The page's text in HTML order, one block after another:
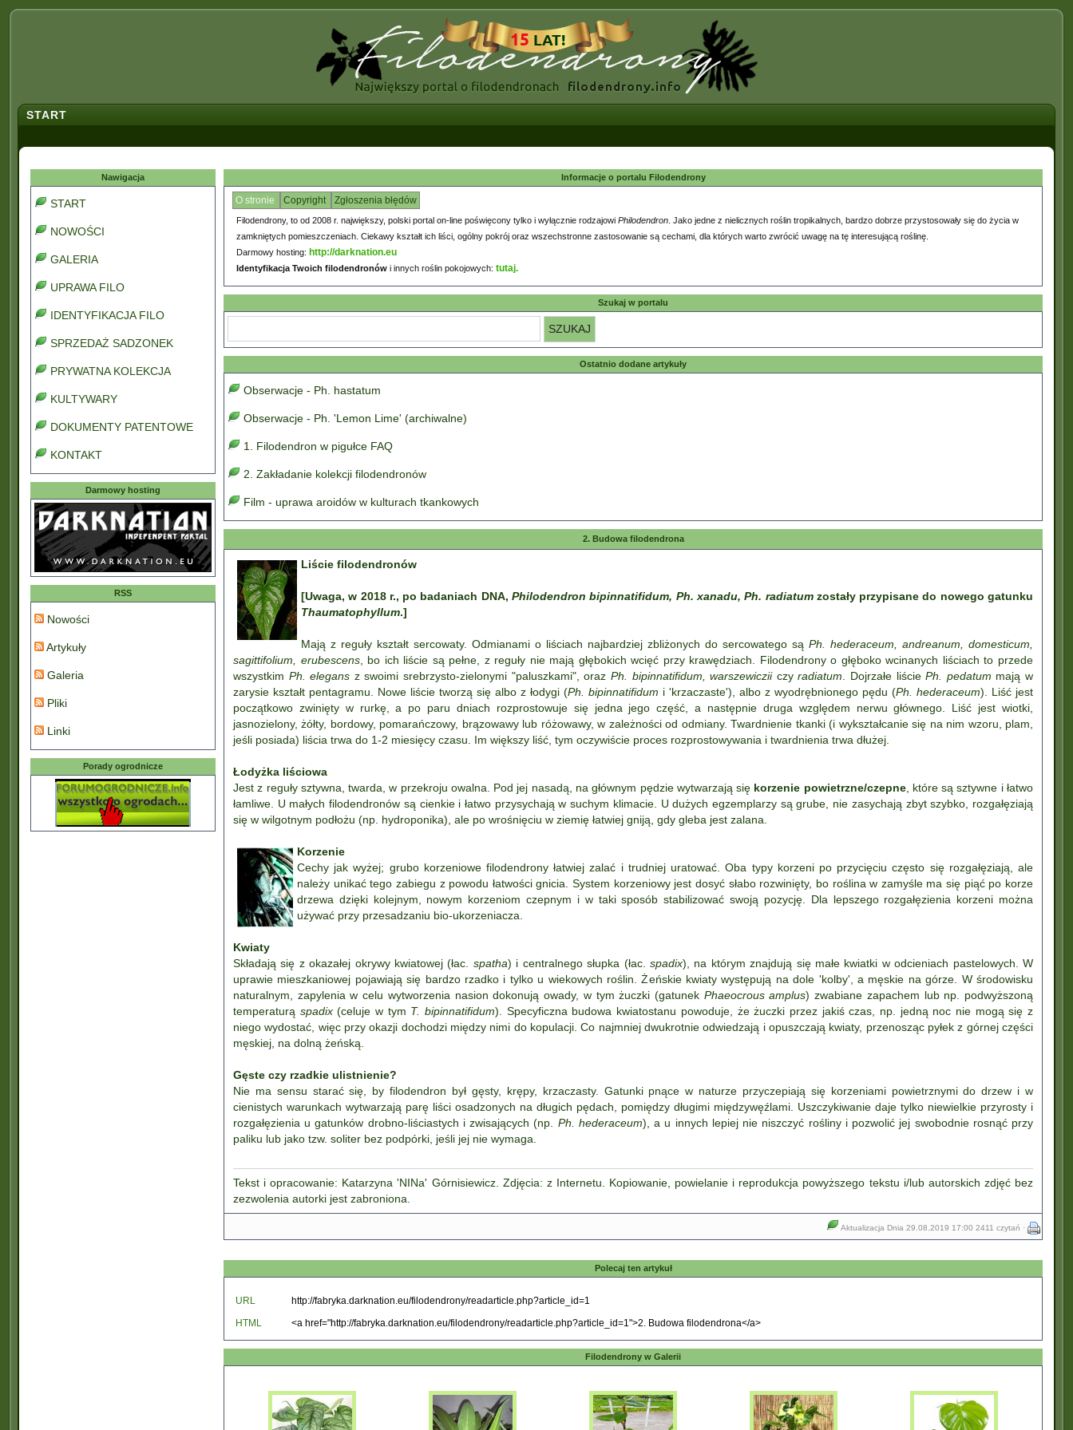
START
Nawigacja
START
NOWOŚCI
GALERIA
UPRAWA FILO
IDENTYFIKACJA FILO
SPRZEDAŻ SADZONEK
PRYWATNA KOLEKCJA
KULTYWARY
DOKUMENTY PATENTOWE
KONTAKT
Darmowy hosting
RSS
Nowości
Artykuły
Galeria
Pliki
Linki
Porady ogrodnicze
Informacje o portalu Filodendrony
O stronie Copyright Zgłoszenia błędów
Filodendrony, to od 2008 r. największy, polski portal on-line poświęcony tylko i wyłącznie rodzajowi Philodendron . Jako jedne z nielicznych roślin tropikalnych, bardzo dobrze przystosowały się do życia w
zamkniętych pomieszczeniach. Ciekawy kształt ich liści, ogólny pokrój oraz wszechstronne zastosowanie są cechami, dla których warto zwrócić uwagę na tę interesującą roślinę.
Darmowy hosting: http://darknation.eu
Identyfikacja Twoich filodendronów i innych roślin pokojowych: tutaj.
Szukaj w portalu
Ostatnio dodane artykuły
Obserwacje - Ph. hastatum
Obserwacje - Ph. 'Lemon Lime' (archiwalne)
1. Filodendron w pigułce FAQ
2. Zakładanie kolekcji filodendronów
Film - uprawa aroidów w kulturach tkankowych
2. Budowa filodendrona
Liście filodendronów
[Uwaga, w 2018 r., po badaniach DNA,Philodendron bipinnatifidum, Ph. xanadu, Ph. radiatumzostały przypisane do nowego gatunku
Thaumatophyllum.]
Mają z reguły kształt sercowaty. Odmianami o liściach najbardziej zbliżonych do sercowatego są Ph. hederaceum, andreanum, domesticum,
sagittifolium, erubescens, bo ich liście są pełne, z reguły nie mają głębokich wcięć przy krawędziach. Filodendrony o głęboko wcinanych liściach to przede
wszystkim Ph. elegans z swoimi srebrzysto-zielonymi "paluszkami", oraz Ph. bipinnatifidum, warszewicziiczyradiatum . Dojrzałe liściePh. pedatum mają w
zarysie kształt pentagramu. Nowe liście tworzą się albo z łodygi (Ph. bipinnatifidum i 'krzaczaste'), albo z wyodrębnionego pędu (Ph. hederaceum). Liść jest
początkowo zwinięty w rurkę, a po paru dniach rozprostowuje się jedna jego część, a następnie druga względem nerwu głównego. Liść jest wiotki,
jasnozielony, żółty, bordowy, pomarańczowy, brązowawy lub różowawy, w zależności od odmiany. Twardnienie tkanki (i wykształcanie się na nim wzoru, plam,
jeśli posiada) liścia trwa do 1-2 miesięcy czasu. Im większy liść, tym oczywiście proces rozprostowywania i twardnienia trwa dłużej.
Łodyżka liściowa
Jest z reguły sztywna, twarda, w przekroju owalna. Pod jej nasadą, na głównym pędzie wytwarzają się korzenie powietrzne/czepne, które są sztywne i łatwo
łamliwe. U małych filodendronów są cienkie i łatwo przysychają w suchym klimacie. U dużych egzemplarzy są grube, nie zasychają zbyt szybko, rozgałęziają
się w wilgotnym podłożu (np. hydroponika), ale po wrośnięciu w ziemię łatwiej gniją, gdy gleba jest zalana.
Korzenie
Cechy jak wyżej; grubo korzeniowe filodendrony łatwiej zalać i trudniej uratować. Oba typy korzeni po przycięciu często się rozgałęziają, ale
należy unikać tego zabiegu z powodu łatwości gnicia. System korzeniowy jest dosyć słabo rozwinięty, bo roślina w zamyśle ma się piąć po korze
drzewa dzięki kolejnym, nowym korzeniom czepnym i w taki sposób stabilizować swoją pozycję. Dla lepszego rozgałęzienia korzeni można
używać przy przesadzaniu bio-ukorzeniacza.
Kwiaty
Składają się z okazałej okrywy kwiatowej (łac. spatha) i centralnego słupka (łac. spadix), na którym znajdują się małe kwiatki w odcieniach pastelowych. W
uprawie mieszkaniowej pojawiają się bardzo rzadko i tylko u wiekowych roślin. Żeńskie kwiaty występują na dole 'kolby', a męskie na górze. W środowisku
naturalnym, zapylenia w celu wytworzenia nasion dokonują owady, w tym żuczki (gatunek Phaeocrous amplus) zwabiane zapachem lub np. podwyższoną
temperaturą spadix(celuje w tym T. bipinnatifidum). Specyficzna budowa kwiatostanu powoduje, że żuczki przez jakiś czas, np. jedną noc nie mogą się z
niego wydostać, więc przy okazji dochodzi między nimi do kopulacji. Co najmniej dwukrotnie odwiedzają i opuszczają kwiaty, przenosząc pyłek z górnej części
męskiej, na dolną żeńską.
Gęste czy rzadkie ulistnienie?
Nie ma sensu starać się, by filodendron był gęsty, krępy, krzaczasty. Gatunki pnące w naturze przyczepiają się korzeniami powietrznymi do drzew i w
cienistych warunkach wytwarzają parę liści osadzonych na długich pędach, pomiędzy długimi międzywęźlami. Uszczykiwanie daje tylko niewielkie przyrosty i
rozgałęzienia u gatunków drobno-liściastych i zwisających (np. Ph. hederaceum), a u innych lepiej nie niszczyć rośliny i pozwolić jej swobodnie rosnąć przy
paliku lub jako tzw. soliter bez podpórki, jeśli jej nie wymaga.
Tekst i opracowanie: Katarzyna 'NINa' Górnisiewicz. Zdjęcia: z Internetu. Kopiowanie, powielanie i reprodukcja powyższego tekstu i/lub autorskich zdjęć bez
zezwolenia autorki jest zabroniona.
Aktualizacja Dnia 29.08.2019 17:00 2411 czytań ·
Polecaj ten artykuł
URL
HTML
Filodendrony w Galerii